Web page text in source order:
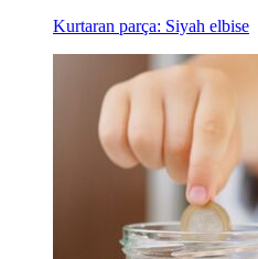
Kurtaran parça: Siyah elbise